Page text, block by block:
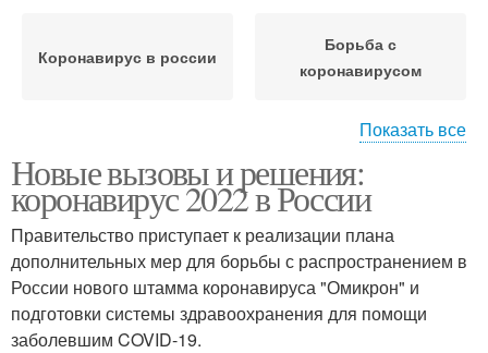
Коронавирус в россии
Борьба с
коронавирусом
коронавируса
коронавируса
Обязательная
вакцинация
Вакцинация от
коронавируса
Показать все
Новые вызовы и решения:
коронавирус 2022 в России
Правительство приступает к реализации плана
дополнительных мер для борьбы с распространением в
России нового штамма коронавируса "Омикрон" и
подготовки системы здравоохранения для помощи
заболевшим COVID-19.